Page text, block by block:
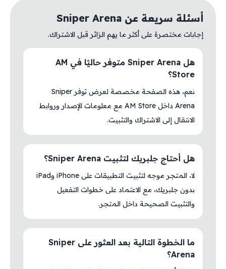
أسئلة سريعة عن Sniper Arena
إجابات مختصرة على أكثر ما يهم الزائر قبل الاشتراك.
هل Sniper Arena متوفر حاليًا في AM
Store؟
نعم، هذه الصفحة مخصصة لعرض توفر Sniper
Arena داخل AM Store مع معلومات الإصدار وروابط
الانتقال إلى الاشتراك والتثبيت.
هل أحتاج جلبريك لتثبيت Sniper Arena؟
لا، المتجر موجه لتثبيت التطبيقات على iPhone وiPad
بدون جلبريك، مع الاعتماد على خطوات التفعيل
والتثبيت الصحيحة داخل المتجر.
ما الخطوة التالية بعد العثور على Sniper
Arena؟